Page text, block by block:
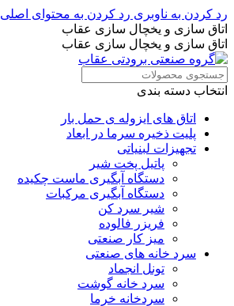
رد کردن به ناوبری رد کردن به محتوای اصلی
اتاق سازی و یخچال سازی عقاب
اتاق سازی و یخچال سازی عقاب
انتخاب دسته بندی
اتاق های ایزوله ی حمل بار
پلیت ذخیره سرما در ابعاد
تجهیزات لبنیاتی
پاتیل پخت شیر
دستگاه آبگیری ماست چکیده
دستگاه آبگیری مرکبات
شیر سرد کن
فریزر فالوده
میز کار صنعتی
سرد خانه های صنعتی
تونل انجماد
سرد خانه گوشت
سردخانه خرما